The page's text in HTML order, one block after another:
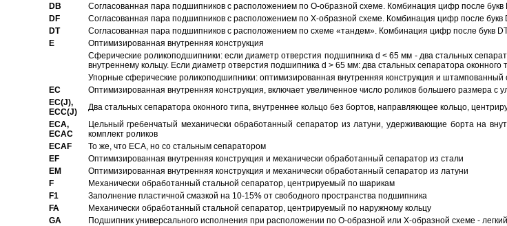
DB
Согласованная пара подшипников с расположением по О-образной схеме. Комбинация цифр после букв
DF
Согласованная пара подшипников с расположением по Х-образной схеме. Комбинация цифр после букв
DT
Согласованная пара подшипников с расположением по схеме «тандем». Комбинация цифр после букв
E
Оптимизированная внутренняя конструкция
Сферические роликоподшипники: если диаметр отверстия подшипника d < 65 мм - два стальных
внутреннему кольцу. Если диаметр отверстия подшипника d > 65 мм: два стальных сепаратора
Упорные сферические роликоподшипники: оптимизированная внутренняя конструкция и штампованный
EC
Oптимизированная внутренняя конструкция, включает увеличенное число роликов большего размера с
EC(J),
ECC(J)
Два стальных сепаратора оконного типа, внутреннее кольцо без бортов, направляющее кольцо,
ECA,
ECAC
Цельный гребенчатый механически обработанный сепаратор из латуни, удерживающие борта на
комплект роликов
ECAF
То же, что ECA, но со стальным сепаратором
EF
Оптимизированная внутренняя конструкция и механически обработанный сепаратор из стали
EM
Оптимизированная внутренняя конструкция и механически обработанный сепаратор из латуни
F
Механически обработанный стальной сепаратор, центрируемый по шарикам
F1
Заполнение пластичной смазкой на 10-15% от свободного пространства подшипника
FA
Механически обработанный стальной сепаратор, центрируемый по наружному кольцу
GA
Подшипник универсального исполнения при расположении по О-образной или Х-образной схеме -